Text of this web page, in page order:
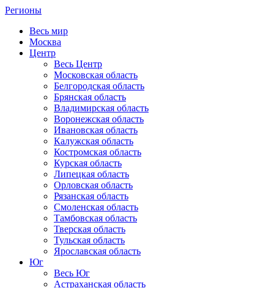
Регионы
Весь мир
Москва
Центр
Весь Центр
Московская область
Белгородская область
Брянская область
Владимирская область
Воронежская область
Ивановская область
Калужская область
Костромская область
Курская область
Липецкая область
Орловская область
Рязанская область
Смоленская область
Тамбовская область
Тверская область
Тульская область
Ярославская область
Юг
Весь Юг
Астраханская область